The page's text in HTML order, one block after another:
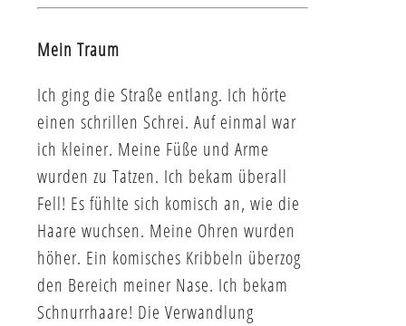
Mein Traum
Ich ging die Straße entlang. Ich hörte
einen schrillen Schrei. Auf einmal war
ich kleiner. Meine Füße und Arme
wurden zu Tatzen. Ich bekam überall
Fell! Es fühlte sich komisch an, wie die
Haare wuchsen. Meine Ohren wurden
höher. Ein komisches Kribbeln überzog
den Bereich meiner Nase. Ich bekam
Schnurrhaare! Die Verwandlung